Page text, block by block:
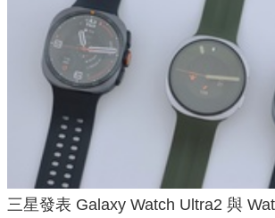
三星發表 Galaxy Watch Ultra2 與